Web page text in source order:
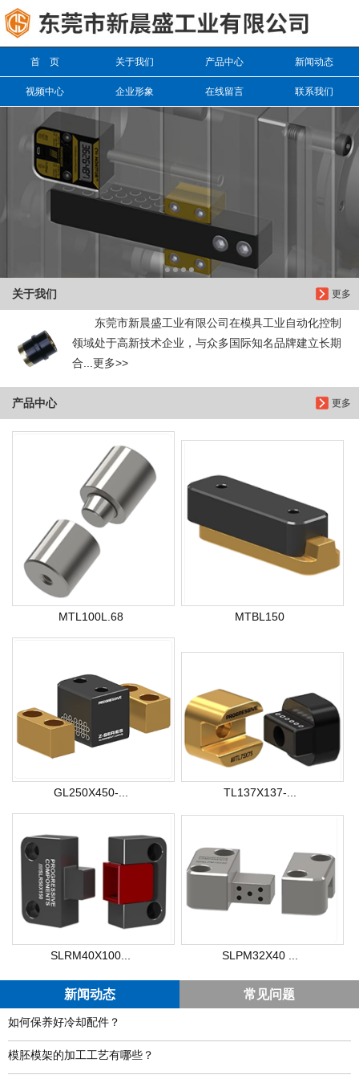
首 页 关于我们 产品中心 新闻动态
视频中心 企业形象 在线留言 联系我们
更多
关于我们
东莞市新晨盛工业有限公司在模具工业自动化控制
领域处于高新技术企业，与众多国际知名品牌建立长期
合...更多>>
更多
产品中心
MTL100L.68 MTBL150
GL250X450-... TL137X137-...
SLRM40X100... SLPM32X40 ...
新闻动态 常见问题
如何保养好冷却配件？
模胚模架的加工工艺有哪些？
信息搜索
搜索